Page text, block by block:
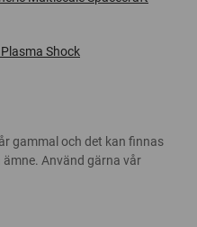
Shock
gammal och det kan finnas
Använd gärna vår